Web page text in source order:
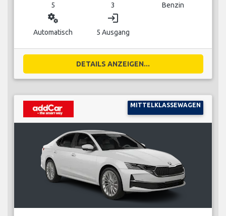
5 3 Benzin
miscellaneous_services
Automatisch
login
5 Ausgang
DETAILS ANZEIGEN...
MITTELKLASSEWAGEN